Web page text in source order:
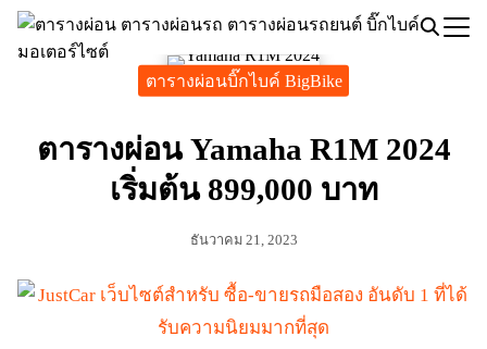
Skip
Search
ตารางผ่อนบิ๊กไบค์ BigBike
ตารางผ่อน Yamaha R1M 2024
เริ่มต้น 899,000 บาท
ธันวาคม 21, 2023